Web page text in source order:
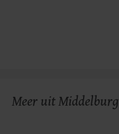
Meer uit Middelburg